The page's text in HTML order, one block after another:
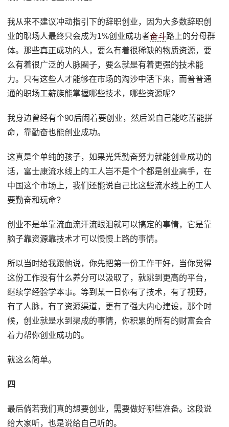
我从来不建议冲动指引下的辞职创业，因为大多数辞职创
业的职场人最终只会成为1%创业成功者奋斗路上的分母群
体。那些真正成功的人，要么有着很稀缺的物质资源，要
么有着很广泛的人脉圈子，要么就是有着更强的技术能
力。只有这些人才能够在市场的淘沙中活下来，而普普通
通的职场工薪族能掌握哪些技术，哪些资源呢?
我身边曾经有个90后闹着要创业，然后说自己能吃苦能拼
命，靠勤奋也能创业成功。
这真是个单纯的孩子，如果光凭勤奋努力就能创业成功的
话，富士康流水线上的工人岂不是个个都是创业高手，在
中国这个市场上，我们还能说自己比这些流水线上的工人
要勤奋和玩命?
创业不是单靠流血流汗流眼泪就可以搞定的事情，它是靠
脑子靠资源靠技术才可以慢慢上路的事情。
所以当时给我跟他说，你先把第一份工作干好，当你觉得
这份工作没有什么养分可以汲取了，就跳到更高的平台，
继续学经验学本事。等到某一日你有了技术，有了视野，
有了人脉，有了资源渠道，更有了强大内心建设，那个时
候，创业就是水到渠成的事情，你积累的所有的财富会合
着力帮你创业成功的。
就这么简单。
四
最后倘若我们真的想要创业，需要做好哪些准备。这段说
给大家听，也是说给自己听的。